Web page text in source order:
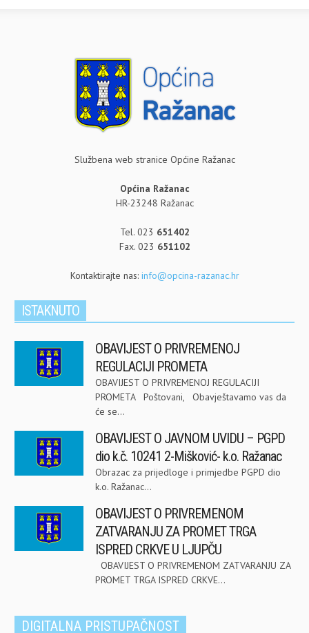
Službena web stranice Općine Ražanac
Općina Ražanac
HR-23248 Ražanac
Tel. 023 651402
Fax. 023 651102
Kontaktirajte nas: info@opcina-razanac.hr
ISTAKNUTO
OBAVIJEST O PRIVREMENOJ
REGULACIJI PROMETA
OBAVIJEST O PRIVREMENOJ REGULACIJI
PROMETA Poštovani, Obavještavamo vas da
će se...
OBAVIJEST O JAVNOM UVIDU – PGPD
dio k.č. 10241 2-Mišković- k.o. Ražanac
Obrazac za prijedloge i primjedbe PGPD dio
k.o. Ražanac...
OBAVIJEST O PRIVREMENOM
ZATVARANJU ZA PROMET TRGA
ISPRED CRKVE U LJUPČU
OBAVIJEST O PRIVREMENOM ZATVARANJU ZA
PROMET TRGA ISPRED CRKVE...
DIGITALNA PRISTUPAČNOST